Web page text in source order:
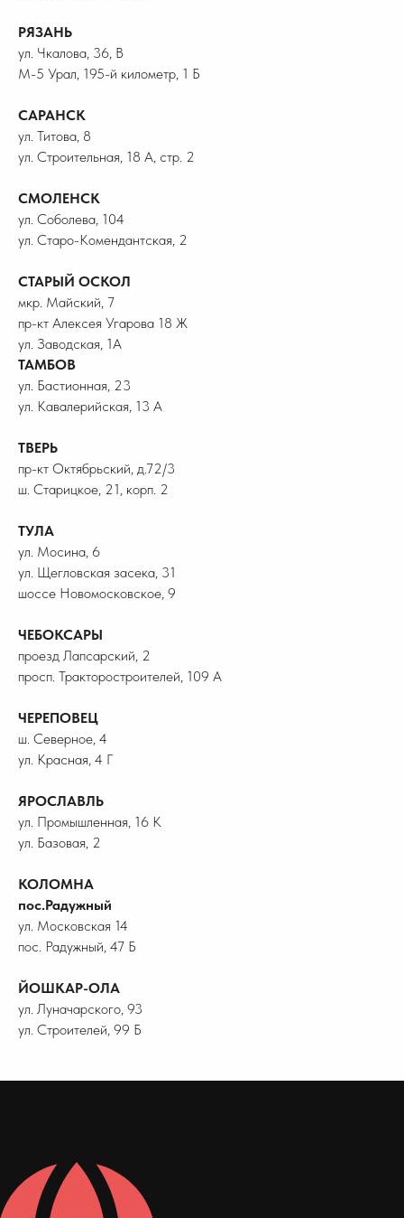
РЯЗАНЬ
ул. Чкалова, 36, В
М-5 Урал, 195-й километр, 1 Б
САРАНСК
ул. Титова, 8
ул. Строительная, 18 А, стр. 2
СМОЛЕНСК
ул. Соболева, 104
ул. Старо-Комендантская, 2
СТАРЫЙ ОСКОЛ
мкр. Майский, 7
пр-кт Алексея Угарова 18 Ж
ул. Заводская, 1А
ТАМБОВ
ул. Бастионная, 23
ул. Кавалерийская, 13 А
ТВЕРЬ
пр-кт Октябрьский, д.72/3
ш. Старицкое, 21, корп. 2
ТУЛА
ул. Мосина, 6
ул. Щегловская засека, 31
шоссе Новомосковское, 9
ЧЕБОКСАРЫ
проезд Лапсарский, 2
просп. Тракторостроителей, 109 А
ЧЕРЕПОВЕЦ
ш. Северное, 4
ул. Красная, 4 Г
ЯРОСЛАВЛЬ
ул. Промышленная, 16 К
ул. Базовая, 2
КОЛОМНА
пос.Радужный
ул. Московская 14
пос. Радужный, 47 Б
ЙОШКАР-ОЛА
ул. Луначарского, 93
ул. Строителей, 99 Б